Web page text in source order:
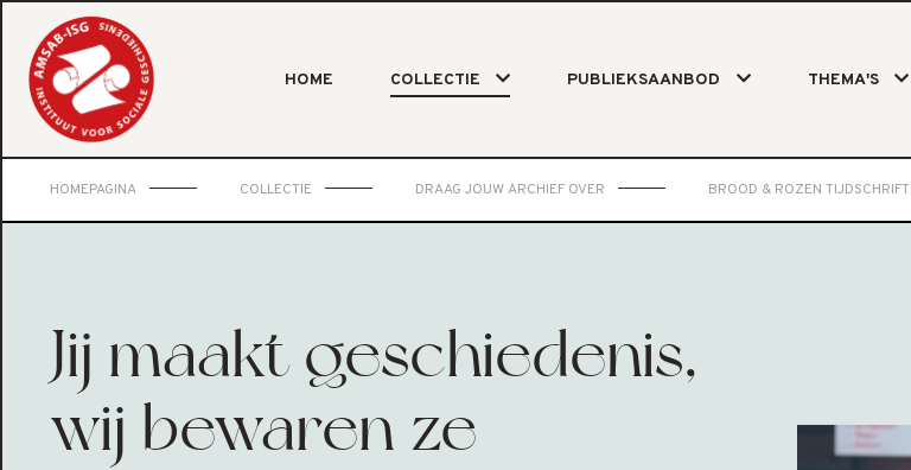
HOME COLLECTIE PUBLIEKSAANBOD THEMA'S
HOMEPAGINA COLLECTIE DRAAG JOUW ARCHIEF OVER BROOD & ROZEN TIJDSCHRIFT
Jij maakt geschiedenis,
wij bewaren ze